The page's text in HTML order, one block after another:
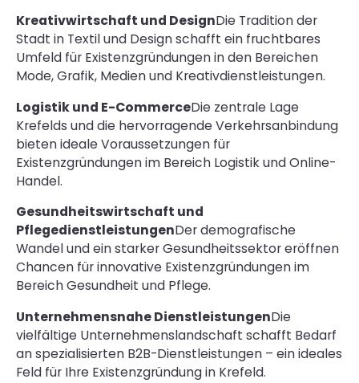
Kreativwirtschaft und DesignDie Tradition der
Stadt in Textil und Design schafft ein fruchtbares
Umfeld für Existenzgründungen in den Bereichen
Mode, Grafik, Medien und Kreativdienstleistungen.
Logistik und E-CommerceDie zentrale Lage
Krefelds und die hervorragende Verkehrsanbindung
bieten ideale Voraussetzungen für
Existenzgründungen im Bereich Logistik und Online-
Handel.
Gesundheitswirtschaft und
PflegedienstleistungenDer demografische
Wandel und ein starker Gesundheitssektor eröffnen
Chancen für innovative Existenzgründungen im
Bereich Gesundheit und Pflege.
Unternehmensnahe DienstleistungenDie
vielfältige Unternehmenslandschaft schafft Bedarf
an spezialisierten B2B-Dienstleistungen – ein ideales
Feld für Ihre Existenzgründung in Krefeld.